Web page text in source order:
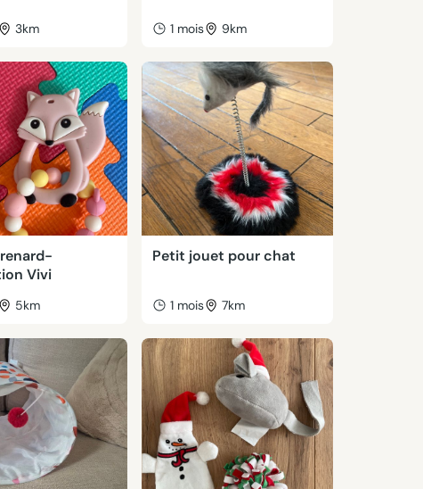
3km 1 mois 9km
Vivi
5km
Petit jouet pour chat
1 mois 7km